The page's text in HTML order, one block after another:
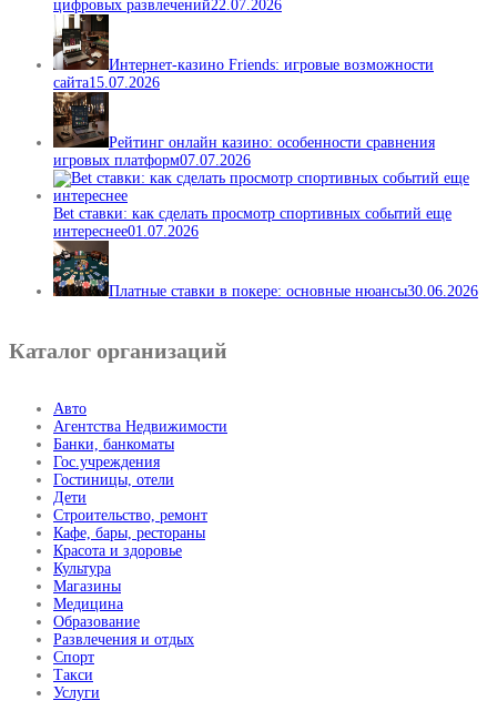
цифровых развлечений22.07.2026
Интернет-казино Friends: игровые возможности
сайта15.07.2026
Рейтинг онлайн казино: особенности сравнения
игровых платформ07.07.2026
Bet ставки: как сделать просмотр спортивных событий еще
интереснее01.07.2026
Платные ставки в покере: основные нюансы30.06.2026
Каталог организаций
Авто
Агентства Недвижимости
Банки, банкоматы
Гос.учреждения
Гостиницы, отели
Дети
Строительство, ремонт
Кафе, бары, рестораны
Красота и здоровье
Культура
Магазины
Медицина
Образование
Развлечения и отдых
Спорт
Такси
Услуги